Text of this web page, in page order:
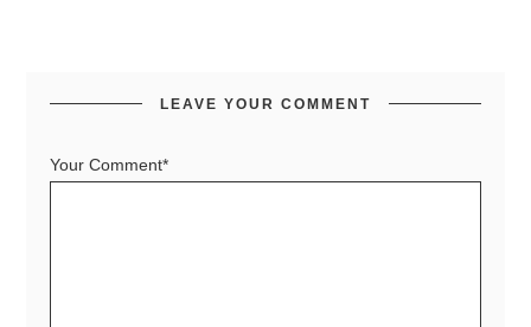
LEAVE YOUR COMMENT
Your Comment*